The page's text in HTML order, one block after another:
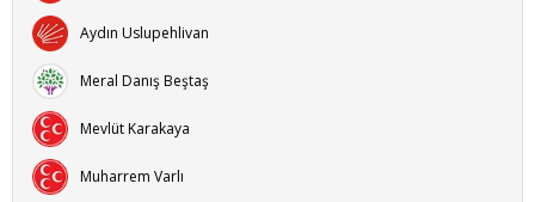
Aydın Uslupehlivan
Meral Danış Beştaş
Mevlüt Karakaya
Muharrem Varlı